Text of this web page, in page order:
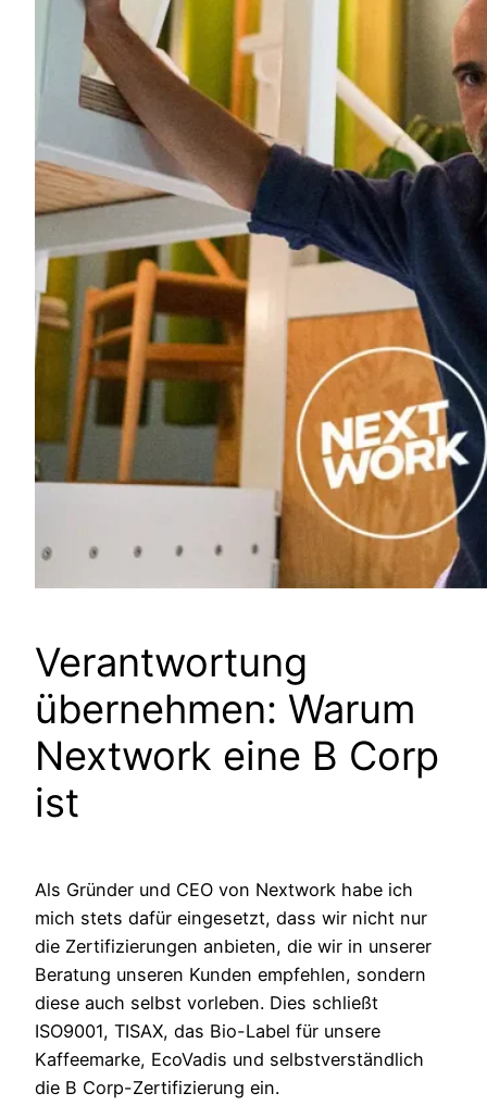
Verantwortung
übernehmen: Warum
Nextwork eine B Corp
ist
Als Gründer und CEO von Nextwork habe ich
mich stets dafür eingesetzt, dass wir nicht nur
die Zertifizierungen anbieten, die wir in unserer
Beratung unseren Kunden empfehlen, sondern
diese auch selbst vorleben. Dies schließt
ISO9001, TISAX, das Bio-Label für unsere
Kaffeemarke, EcoVadis und selbstverständlich
die B Corp-Zertifizierung ein.